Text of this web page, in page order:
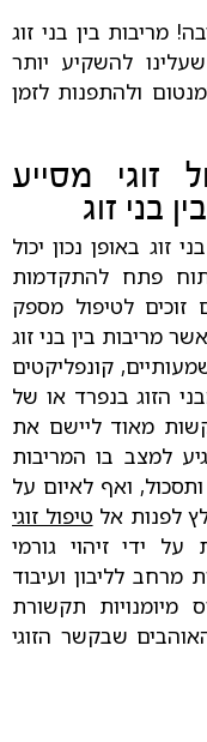
מריבות בין בני זוג
להשקיע יותר
ולהתפנות לזמן
זוגי מסייע
בני זוג
זוג באופן נכון יכול
פתח להתקדמות
לטיפול מספק
מריבות בין בני זוג
קונפליקטים
הזוג בנפרד או של
מאוד ליישם את
למצב בו המריבות
ואף לאיום על
לפנות אל טיפול זוגי
ידי זיהוי גורמי
לליבון ועיבוד
מיומנויות תקשורת
שבקשר הזוגי